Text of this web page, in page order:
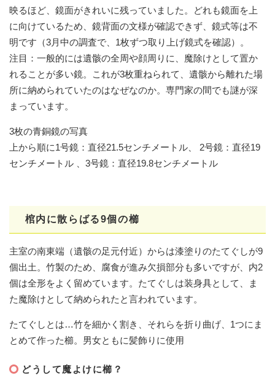
映るほど、鏡面がきれいに残っていました。どれも鏡面を上
に向けているため、鏡背面の文様が確認できず、鏡式等は不
明です（3月中の調査で、1枚ずつ取り上げ鏡式を確認）。
注目：一般的には遺骸の全周や顔周りに、魔除けとして置か
れることが多い鏡。これが3枚重ねられて、遺骸から離れた場
所に納められていたのはなぜなのか。専門家の間でも謎が深
まっています。
3枚の青銅鏡の写真
上から順に1号鏡：直径21.5センチメートル、 2号鏡：直径19
センチメートル 、3号鏡：直径19.8センチメートル
棺内に散らばる9個の櫛
主室の南東端（遺骸の足元付近）からは漆塗りのたてぐしが9
個出土。竹製のため、腐食が進み欠損部分も多いですが、内2
個は全形をよく留めています。たてぐしは装身具として、ま
た魔除けとして納められたと言われています。
たてぐしとは…竹を細かく割き、それらを折り曲げ、1つにま
とめて作った櫛。男女ともに髪飾りに使用
どうして魔よけに櫛？